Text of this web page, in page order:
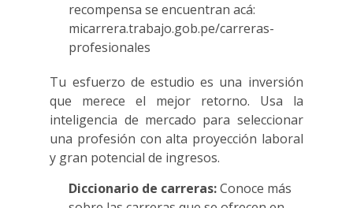
recompensa se encuentran acá:
micarrera.trabajo.gob.pe/carreras-
profesionales
Tu esfuerzo de estudio es una inversión
que merece el mejor retorno. Usa la
inteligencia de mercado para seleccionar
una profesión con alta proyección laboral
y gran potencial de ingresos.
Diccionario de carreras:Conoce más